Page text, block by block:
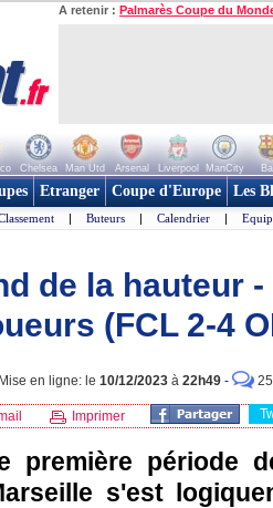
A retenir : Palmarès Coupe du
Chelsea Man Utd Arsenal Liverpool ManCity
Etranger Coupe d'Europe Les
| Buteurs | Calendrier |
de la hauteur
(FCL 2-4
en ligne: le 10/12/2023 à 22h49 - 25
Imprimer
première période
s'est